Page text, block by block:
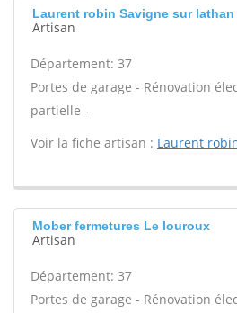
Laurent robin Savigne sur lathan
Artisan
Département: 37
Portes de garage - Rénovation
partielle -
Voir la fiche artisan : Laurent
Mober fermetures Le louroux
Artisan
Département: 37
Portes de garage - Rénovation